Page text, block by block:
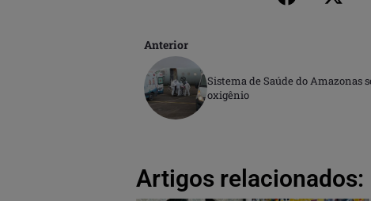
Anterior
Sistema de Saúde do Amazonas
oxigênio
Artigos relacionados: